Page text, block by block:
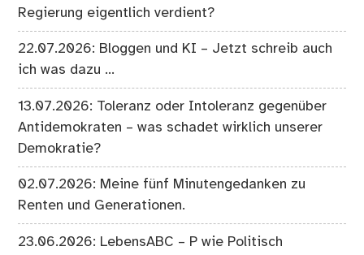
Regierung eigentlich verdient?
22.07.2026: Bloggen und KI – Jetzt schreib auch
ich was dazu …
13.07.2026: Toleranz oder Intoleranz gegenüber
Antidemokraten – was schadet wirklich unserer
Demokratie?
02.07.2026: Meine fünf Minutengedanken zu
Renten und Generationen.
23.06.2026: LebensABC – P wie Politisch